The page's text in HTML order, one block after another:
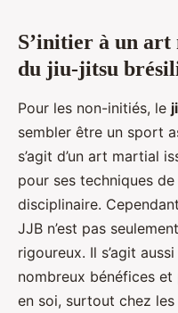
S’initier à un
du jiu-jitsu
Pour les non-initiés, le
sembler être un sport
s’agit d’un art martial
pour ses techniques
disciplinaire.
JJB n’est pas
rigoureux. Il s’agit
nombreux bénéfices
en soi, surtout chez les